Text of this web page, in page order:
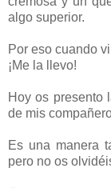
algo superior.
Por eso cuando
¡Me la llevo!
Hoy os presento
de mis
Es una manera
pero no os